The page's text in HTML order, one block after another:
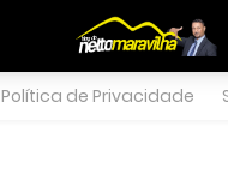
Política de Privacidade